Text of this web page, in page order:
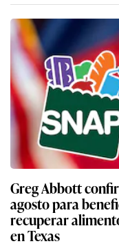
Greg Abbott
agosto para
recuperar
en Texas